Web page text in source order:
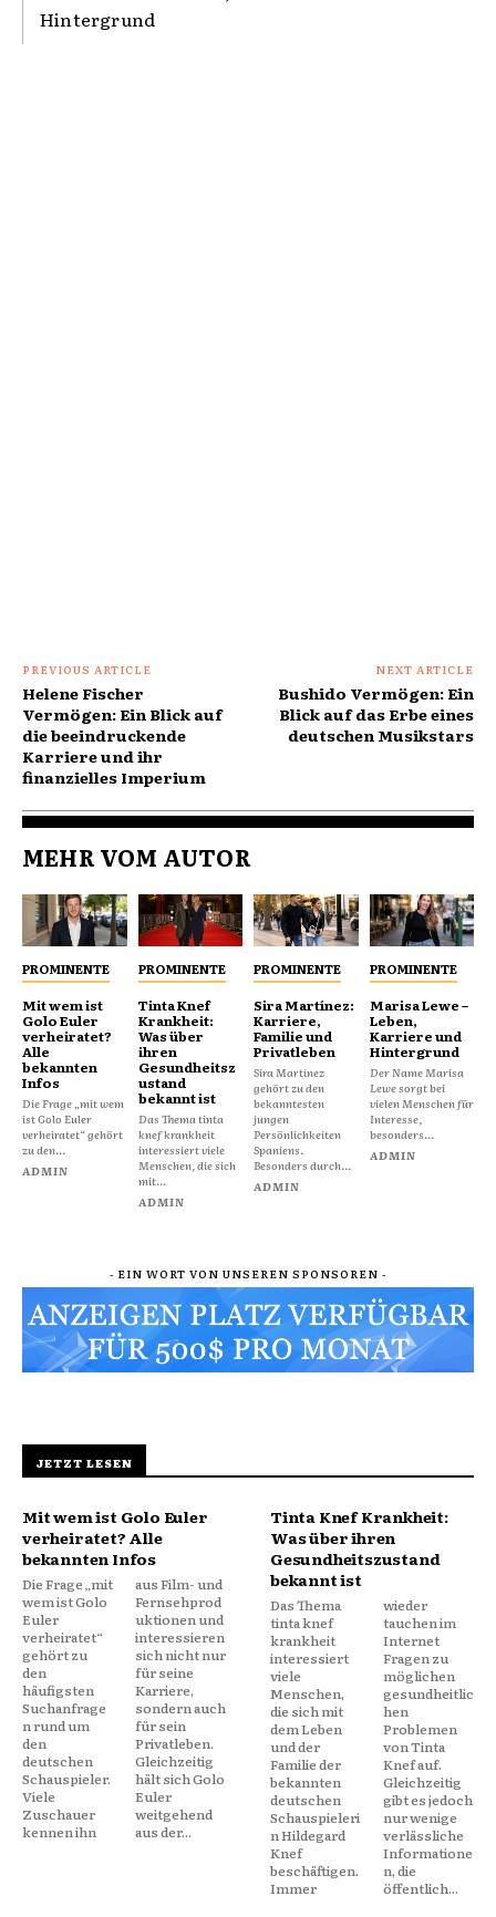
Hintergrund
PREVIOUS ARTICLE
Helene Fischer
Vermögen: Ein Blick auf
die beeindruckende
Karriere und ihr
finanzielles Imperium
NEXT ARTICLE
Bushido Vermögen: Ein
Blick auf das Erbe eines
deutschen Musikstars
MEHR VOM AUTOR
PROMINENTE
Mit wem ist
Golo Euler
verheiratet?
Alle
bekannten
Infos
Die Frage „mit wem
ist Golo Euler
verheiratet“ gehört
zu den...
ADMIN
PROMINENTE
Tinta Knef
Krankheit:
Was über
ihren
Gesundheitsz
ustand
bekannt ist
Das Thema tinta
knef krankheit
interessiert viele
Menschen, die sich
mit...
ADMIN
PROMINENTE
Sira Martínez:
Karriere,
Familie und
Privatleben
Sira Martínez
gehört zu den
bekanntesten
jungen
Persönlichkeiten
Spaniens.
Besonders durch...
ADMIN
PROMINENTE
Marisa Lewe –
Leben,
Karriere und
Hintergrund
Der Name Marisa
Lewe sorgt bei
vielen Menschen für
Interesse,
besonders...
ADMIN
- EIN WORT VON UNSEREN SPONSOREN -
JETZT LESEN
Mit wem ist Golo Euler
verheiratet? Alle
bekannten Infos
Die Frage „mit
wem ist Golo
Euler
verheiratet“
gehört zu
den
häufigsten
Suchanfrage
n rund um
den
deutschen
Schauspieler.
Viele
Zuschauer
kennen ihn
aus Film- und
Fernsehprod
uktionen und
interessieren
sich nicht nur
für seine
Karriere,
sondern auch
für sein
Privatleben.
Gleichzeitig
hält sich Golo
Euler
weitgehend
aus der...
Tinta Knef Krankheit:
Was über ihren
Gesundheitszustand
bekannt ist
Das Thema
tinta knef
krankheit
interessiert
viele
Menschen,
die sich mit
dem Leben
und der
Familie der
bekannten
deutschen
Schauspieleri
n Hildegard
Knef
beschäftigen.
Immer
wieder
tauchen im
Internet
Fragen zu
möglichen
gesundheitlic
hen
Problemen
von Tinta
Knef auf.
Gleichzeitig
gibt es jedoch
nur wenige
verlässliche
Informatione
n, die
öffentlich...